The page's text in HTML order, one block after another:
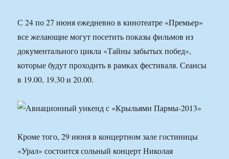
С 24 по 27 июня ежедневно в кинотеатре «Премьер»
все желающие могут посетить показы фильмов из
документального цикла «Тайны забытых побед»,
которые будут проходить в рамках фестиваля. Сеансы
в 19.00, 19.30 и 20.00.
Кроме того, 29 июня в концертном зале гостиницы
«Урал» состоится сольный концерт Николая